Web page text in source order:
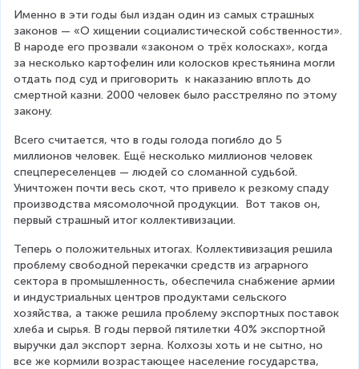
Именно в эти годы был издан один из самых страшных
законов — «О хищении социалистической собственности».
В народе его прозвали «законом о трёх колосках», когда
за несколько картофелин или колосков крестьянина могли
отдать под суд и приговорить  к наказанию вплоть до
смертной казни. 2000 человек было расстреляно по этому
закону.
Всего считается, что в годы голода погибло до 5
миллионов человек. Ещё несколько миллионов человек
спецпереселенцев — людей со сломанной судьбой.
Уничтожен почти весь скот, что привело к резкому спаду
производства мясомолочной продукции.  Вот таков он,
первый страшный итог коллективизации.
Теперь о положительных итогах. Коллективизация решила
проблему свободной перекачки средств из аграрного
сектора в промышленность, обеспечила снабжение армии
и индустриальных центров продуктами сельского
хозяйства, а также решила проблему экспортных поставок
хлеба и сырья. В годы первой пятилетки 40% экспортной
выручки дал экспорт зерна. Колхозы хоть и не сытно, но
все же кормили возрастающее население государства,